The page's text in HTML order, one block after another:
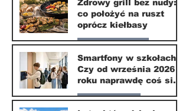
3 lip
Zdrowy grill bez nudy:
co położyć na ruszt
oprócz kiełbasy
Zdrowie i uroda
1 lip
Smartfony w szkołach.
Czy od września 2026
roku naprawdę coś się
zmieni?
Nasze miasto